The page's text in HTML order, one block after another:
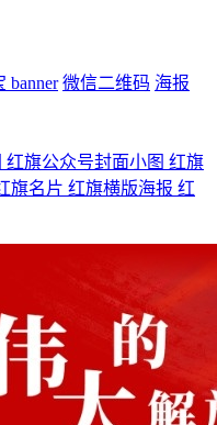
banner 微信二维码 海报
红旗公众号封面小图 红旗
旗名片 红旗横版海报 红